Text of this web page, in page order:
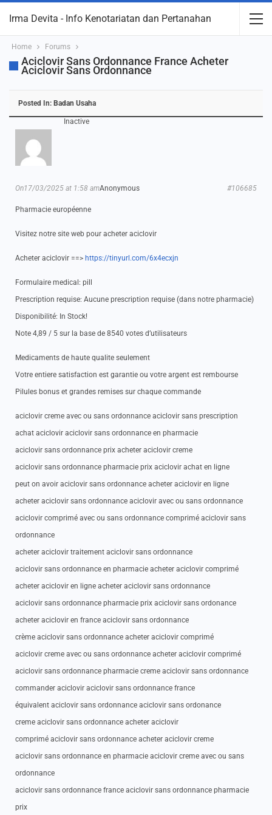
Irma Devita - Info Kenotariatan dan Pertanahan
Home Forums
Aciclovir Sans Ordonnance France Acheter
Aciclovir Sans Ordonnance
Posted In: Badan Usaha
Inactive
Anonymous
On17/03/2025 at 1:58 am #106685
Pharmacie européenne
Visitez notre site web pour acheter aciclovir
Acheter aciclovir ==> https://tinyurl.com/6x4ecxjn
Formulaire medical: pill
Prescription requise: Aucune prescription requise (dans notre pharmacie)
Disponibilité: In Stock!
Note 4,89 / 5 sur la base de 8540 votes d’utilisateurs
Medicaments de haute qualite seulement
Votre entiere satisfaction est garantie ou votre argent est rembourse
Pilules bonus et grandes remises sur chaque commande
aciclovir creme avec ou sans ordonnance aciclovir sans prescription
achat aciclovir aciclovir sans ordonnance en pharmacie
aciclovir sans ordonnance prix acheter aciclovir creme
aciclovir sans ordonnance pharmacie prix aciclovir achat en ligne
peut on avoir aciclovir sans ordonnance acheter aciclovir en ligne
acheter aciclovir sans ordonnance aciclovir avec ou sans ordonnance
aciclovir comprimé avec ou sans ordonnance comprimé aciclovir sans
ordonnance
acheter aciclovir traitement aciclovir sans ordonnance
aciclovir sans ordonnance en pharmacie acheter aciclovir comprimé
acheter aciclovir en ligne acheter aciclovir sans ordonnance
aciclovir sans ordonnance pharmacie prix aciclovir sans ordonance
acheter aciclovir en france aciclovir sans ordonnance
crème aciclovir sans ordonnance acheter aciclovir comprimé
aciclovir creme avec ou sans ordonnance acheter aciclovir comprimé
aciclovir sans ordonnance pharmacie creme aciclovir sans ordonnance
commander aciclovir aciclovir sans ordonnance france
équivalent aciclovir sans ordonnance aciclovir sans ordonance
creme aciclovir sans ordonnance acheter aciclovir
comprimé aciclovir sans ordonnance acheter aciclovir creme
aciclovir sans ordonnance en pharmacie aciclovir creme avec ou sans
ordonnance
aciclovir sans ordonnance france aciclovir sans ordonnance pharmacie
prix